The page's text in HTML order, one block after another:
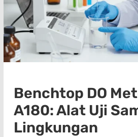
Benchtop DO
A180: Alat Uji
Lingkungan